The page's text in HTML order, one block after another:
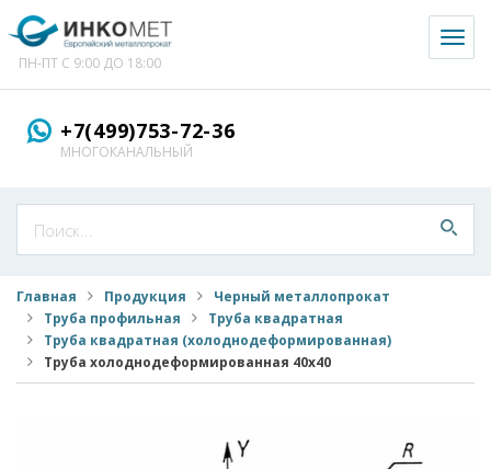
ПН-ПТ С 9:00 ДО 18:00
+7(499)753-72-36
МНОГОКАНАЛЬНЫЙ
Главная Продукция
Черный металлопрокат
Труба профильная
Труба квадратная
Труба квадратная (холоднодеформированная)
Труба холоднодеформированная 40x40